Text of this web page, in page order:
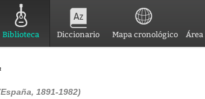
Biblioteca Diccionario Mapa cronológico Área
1891-1982)